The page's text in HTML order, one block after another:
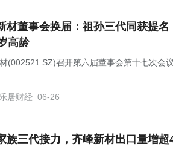
材董事会换届：祖孙三代同获提名
高龄
(002521.SZ)召开第六届董事会第十七次会议
乐居财经 06-26
族三代接力，齐峰新材出口量增超